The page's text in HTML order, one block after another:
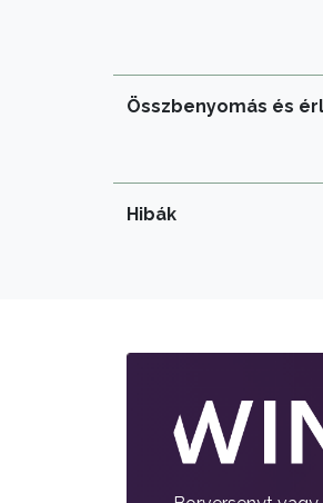
Összbenyomás és
Hibák